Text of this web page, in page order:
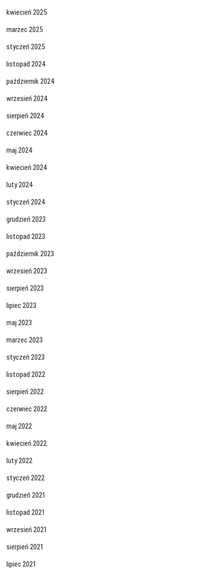
kwiecień 2025
marzec 2025
styczeń 2025
listopad 2024
październik 2024
wrzesień 2024
sierpień 2024
czerwiec 2024
maj 2024
kwiecień 2024
luty 2024
styczeń 2024
grudzień 2023
listopad 2023
październik 2023
wrzesień 2023
sierpień 2023
lipiec 2023
maj 2023
marzec 2023
styczeń 2023
listopad 2022
sierpień 2022
czerwiec 2022
maj 2022
kwiecień 2022
luty 2022
styczeń 2022
grudzień 2021
listopad 2021
wrzesień 2021
sierpień 2021
lipiec 2021